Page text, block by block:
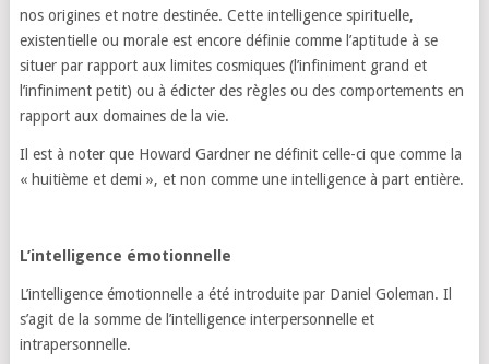
nos origines et notre destinée. Cette intelligence spirituelle,
existentielle ou morale est encore définie comme l’aptitude à se
situer par rapport aux limites cosmiques (l’infiniment grand et
l’infiniment petit) ou à édicter des règles ou des comportements en
rapport aux domaines de la vie.
Il est à noter que Howard Gardner ne définit celle-ci que comme la
« huitième et demi », et non comme une intelligence à part entière.
L’intelligence émotionnelle
L’intelligence émotionnelle a été introduite par Daniel Goleman. Il
s’agit de la somme de l’intelligence interpersonnelle et
intrapersonnelle.